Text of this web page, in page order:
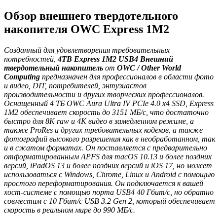
Обзор внешнего твердотельного
накопителя OWC Express 1M2
Созданный для удовлетворения требовательных
потребностей,4TB Express 1M2 USB4 Внешний
твердотельный накопитель от OWC / Other World
Computing предназначен для профессионалов в области фото
и видео, DIT, потребителей, энтузиастов
производительности и других творческих профессионалов.
Оснащенный 4 ТБ OWC Aura Ultra IV PCIe 4.0 x4 SSD, Express
1M2 обеспечивает скорость до 3151 МБ/с, что достаточно
быстро для 8K raw и 4K видео в замедленном режиме, а
также ProRes и других требовательных кодеков, а также
фотографий высокого разрешения как в необработанном, так
и в сжатом форматах. Он поставляется с предварительно
отформатированным APFS для macOS 10.13 и более поздних
версий, iPadOS 13 и более поздних версий и iOS 17, но может
использоваться с Windows, Chrome, Linux и Android с помощью
простого переформатирования. Он подключается к вашей
хост-системе с помощью порта USB4 40 Гбит/с, но обратно
совместим с 10 Гбит/с USB 3.2 Gen 2, который обеспечивает
скорость в реальном мире до 990 МБ/с.